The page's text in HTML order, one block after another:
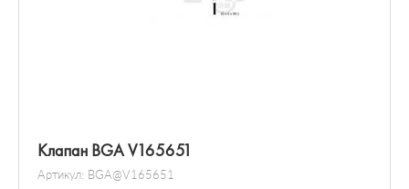
Клапан BGA V165651
Артикул: BGA@V165651